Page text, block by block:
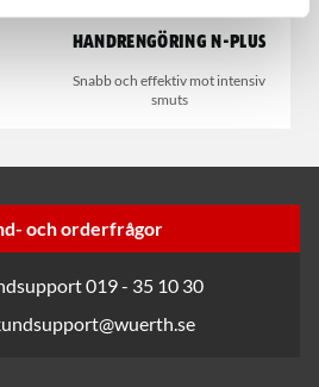
Handrengöring N-Plus
Snabb och effektiv mot intensiv
smuts
och orderfrågor
019 - 35 10 30